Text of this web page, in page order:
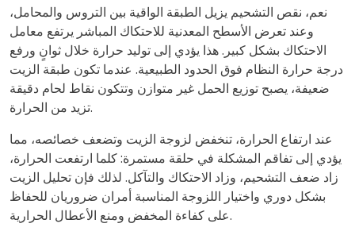
نعم، نقص التشحيم يزيل الطبقة الواقية بين التروس والمحامل،
وعند تعرض الأسطح المعدنية للاحتكاك المباشر يرتفع معامل
الاحتكاك بشكل كبير. هذا يؤدي إلى توليد حرارة خلال ثوانٍ ورفع
درجة حرارة النظام فوق الحدود الطبيعية. عندما تكون طبقة الزيت
ضعيفة، يصبح توزيع الحمل غير متوازن وتتكون نقاط لحام دقيقة
تزيد من الحرارة.
عند ارتفاع الحرارة، تنخفض لزوجة الزيت وتضعف خصائصه، مما
يؤدي إلى تفاقم المشكلة في حلقة مستمرة: كلما ارتفعت الحرارة،
زاد ضعف التشحيم، وزاد الاحتكاك والتآكل. لذلك فإن تحليل الزيت
بشكل دوري واختيار اللزوجة المناسبة أمران ضروريان للحفاظ
على كفاءة المخفض ومنع الأعطال الحرارية.